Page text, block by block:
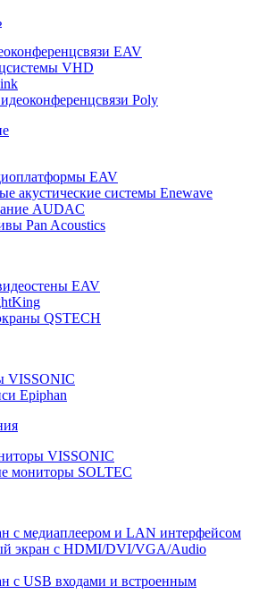
EAV
VHD
Poly
EAV
акустические системы Enewave
AUDAC
Pan Acoustics
EAV
QSTECH
VISSONIC
Epiphan
VISSONIC
мониторы SOLTEC
с медиаплеером и LAN интерфейсом
экран с HDMI/DVI/VGA/Audio
с USB входами и встроенным